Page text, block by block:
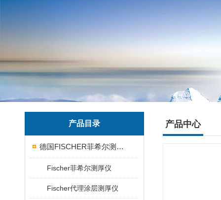
产品目录
德国FISCHER菲希尔测厚仪
Fischer菲希尔测厚仪
Fischer代理涂层测厚仪
产品中心